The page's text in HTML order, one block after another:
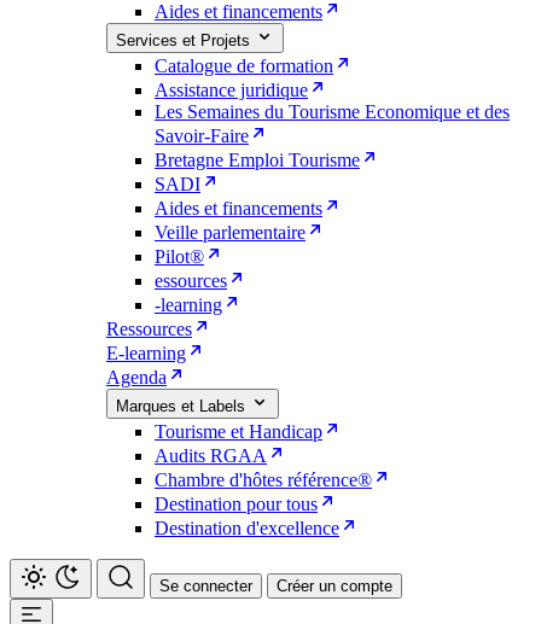
Aides et financements
Services et Projets
Catalogue de formation
Assistance juridique
Les Semaines du Tourisme Economique et des
Savoir-Faire
Bretagne Emploi Tourisme
SADI
Aides et financements
Veille parlementaire
Pilot®
essources
-learning
Ressources
E-learning
Agenda
Marques et Labels
Tourisme et Handicap
Audits RGAA
Chambre d'hôtes référence®
Destination pour tous
Destination d'excellence
Se connecter Créer un compte